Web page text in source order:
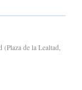
de la Lealtad,